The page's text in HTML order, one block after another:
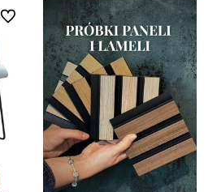
Do ulubionych